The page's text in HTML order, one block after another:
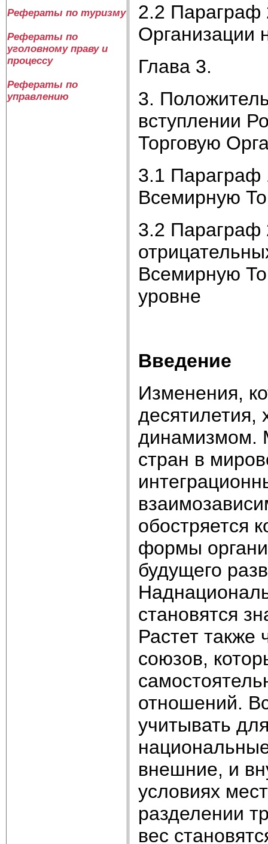
Рефераты по туризму
Рефераты по
уголовному праву и
процессу
Рефераты по
управлению
2.2 Параграф
Организации
Глава 3.
3.
вступлении
Торговую
3.1 Параграф
Всемирную
3.2 Параграф
Всемирную
уровне
Введение
Изменения,
десятилетия,
динамизмом.
стран в
обостряется
формы
будущего
становятся
Растет также
союзов,
отношений.
учитывать
внешние, и
условиях
разделении
вес